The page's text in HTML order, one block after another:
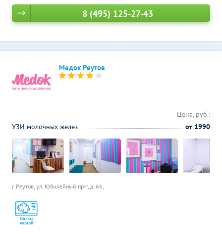
8 (495) 125-27-43
Медок Реутов
г. Реутов, ул. Юбилейный пр-т, д. 66,
Цена, руб.:
УЗИ молочных желез
от 1990